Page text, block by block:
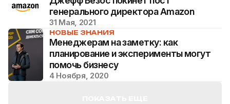
генерального директора Amazon
31 Мая, 2021
НОВЫЕ ЗНАНИЯ
Менеджерам на заметку: как
планирование и эксперименты могут
помочь бизнесу
4 Ноября, 2020